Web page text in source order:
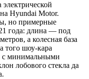
Hyundai Motor.
но примерные
года: длина — под
а колесная база
того шоу-кара
с минимальными
лобового стекла да